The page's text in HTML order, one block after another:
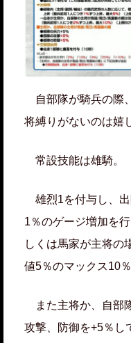
自部隊が騎兵の際
将縛りがないのは嬉
常設技能は雄騎。
雄烈1を付与し、出
1％のゲージ増加を
しくは馬家が主将の
値5％のマックス10％
また主将か、自部
攻撃、防御を+5％し